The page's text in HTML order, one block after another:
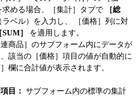
求める場合、［集計］タブで
［総
ラベル）を入力し、 ［価格］列に対
SUM］
を適用します。
商品］のサブフォーム内にデータが
該当の［価格］項目の値が自動的に
欄に合計値が表示されます。
目： サブフォーム内の標準の集計